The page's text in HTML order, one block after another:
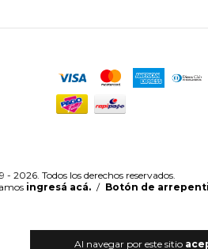
Al navegar por este sitio
2026. Todos los derechos reservados.
ingresá acá. / Botón de